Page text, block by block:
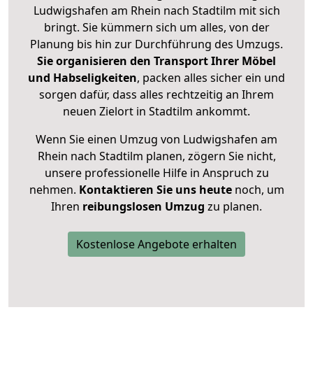
Ludwigshafen am Rhein nach Stadtilm mit sich
bringt. Sie kümmern sich um alles, von der
Planung bis hin zur Durchführung des Umzugs.
Sie organisieren den Transport Ihrer Möbel
und Habseligkeiten, packen alles sicher ein und
sorgen dafür, dass alles rechtzeitig an Ihrem
neuen Zielort in Stadtilm ankommt.
Wenn Sie einen Umzug von Ludwigshafen am
Rhein nach Stadtilm planen, zögern Sie nicht,
unsere professionelle Hilfe in Anspruch zu
nehmen. Kontaktieren Sie uns heutenoch, um
Ihren reibungslosen Umzug zu planen.
Kostenlose Angebote erhalten